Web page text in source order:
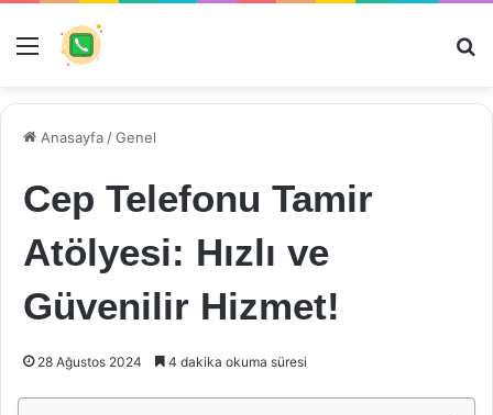
Menü
Anasayfa /Genel
Cep Telefonu Tamir
Atölyesi: Hızlı ve
Güvenilir Hizmet!
28 Ağustos 2024 4 dakika okuma süresi